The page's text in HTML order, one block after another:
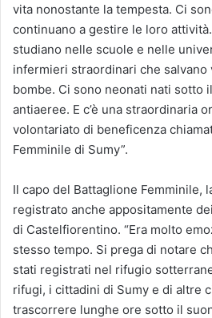
vita nonostante la tempesta. Ci
continuano a gestire le loro
studiano nelle scuole e nelle
infermieri straordinari che salvano
bombe. Ci sono neonati nati sotto
antiaeree. E c’è una straordinaria
volontariato di beneficenza
Femminile di Sumy”.
Il capo del Battaglione Femminile,
registrato anche appositamente
di Castelfiorentino. “Era molto
stesso tempo. Si prega di notare
stati registrati nel rifugio
rifugi, i cittadini di Sumy e di altre
trascorrere lunghe ore sotto il